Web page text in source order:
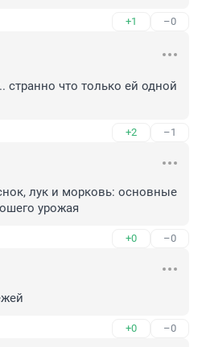
+1 –0
странно что только ей одной
+2 –1
лук и морковь: основные
урожая
+0 –0
+0 –0